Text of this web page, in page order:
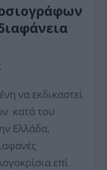
να εκδικαστεί
κατά του
Ελλάδα,
επί